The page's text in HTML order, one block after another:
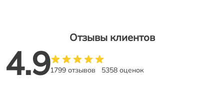
Отзывы клиентов
4.91799 отзывов 5358 оценок